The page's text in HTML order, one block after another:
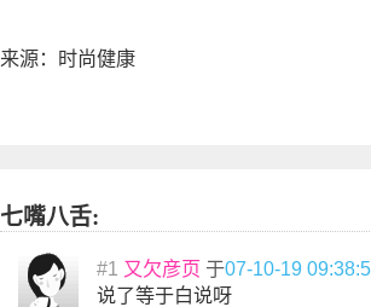
来源：时尚健康
七嘴八舌:
#1 又欠彦页 于07-10-19
说了等于白说呀